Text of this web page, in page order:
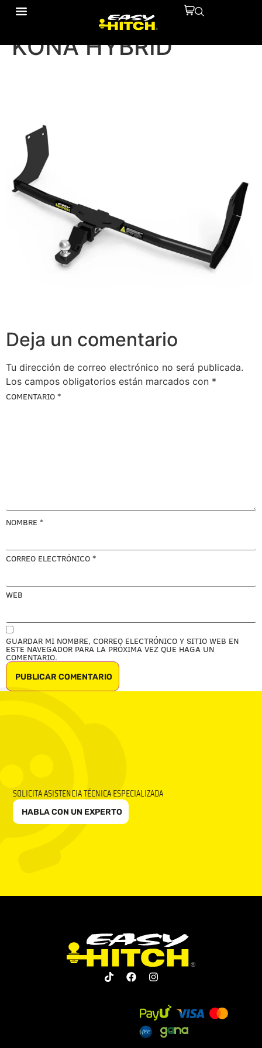
10110913-HYUNDAI
KONA HYBRID
Deja un comentario
Tu dirección de correo electrónico no será publicada.
Los campos obligatorios están marcados con *
COMENTARIO *
NOMBRE *
CORREO ELECTRÓNICO *
WEB
GUARDAR MI NOMBRE, CORREO ELECTRÓNICO Y SITIO WEB EN
ESTE NAVEGADOR PARA LA PRÓXIMA VEZ QUE HAGA UN
COMENTARIO.
SOLICITA ASISTENCIA TÉCNICA ESPECIALIZADA
HABLA CON UN EXPERTO